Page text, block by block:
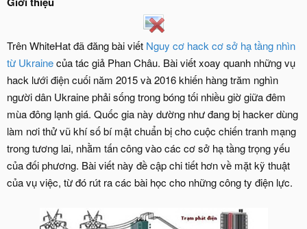
Trên WhiteHat đã đăng bài viết Nguy cơ hack cơ sở hạ tầng nhìn
từ Ukrainecủa tác giả Phan Châu. Bài viết xoay quanh những vụ
hack lưới điện cuối năm 2015 và 2016 khiến hàng trăm nghìn
người dân Ukraine phải sống trong bóng tối nhiều giờ giữa đêm
mùa đông lạnh giá. Quốc gia này dường như đang bị hacker dùng
làm nơi thử vũ khí số bí mật chuẩn bị cho cuộc chiến tranh mạng
trong tương lai, nhằm tấn công vào các cơ sở hạ tầng trọng yếu
của đối phương. Bài viết này đề cập chi tiết hơn về mặt kỹ thuật
của vụ việc, từ đó rút ra các bài học cho những công ty điện lực.